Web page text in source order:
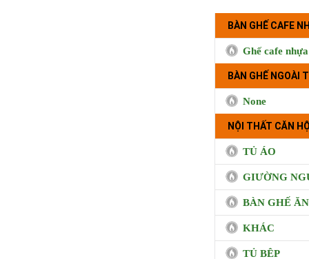
BÀN GHẾ CAFE
Ghế cafe nhựa
BÀN GHẾ NGOÀI
None
NỘI THẤT CĂN
TỦ ÁO
GIƯỜNG
BÀN GHẾ ĂN
KHÁC
TỦ BÊP